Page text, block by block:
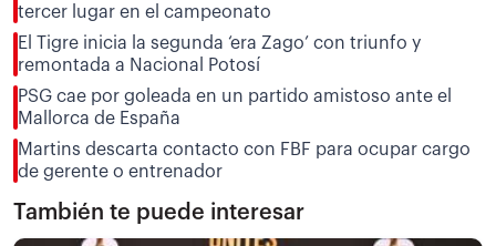
tercer lugar en el campeonato
El Tigre inicia la segunda ‘era Zago’ con triunfo y
remontada a Nacional Potosí
PSG cae por goleada en un partido amistoso ante el
Mallorca de España
Martins descarta contacto con FBF para ocupar cargo
de gerente o entrenador
También te puede interesar